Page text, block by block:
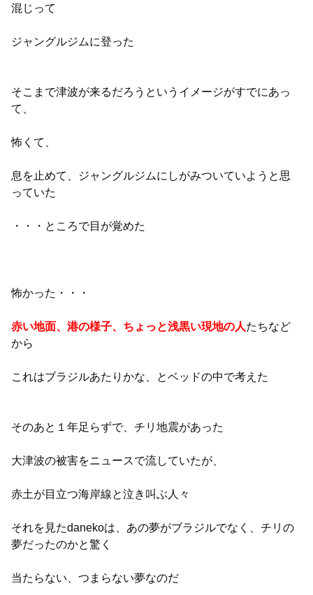
混じって
ジャングルジムに登った
そこまで津波が来るだろうというイメージがすでにあっ
て、
怖くて、
息を止めて、ジャングルジムにしがみついていようと思
っていた
・・・ところで目が覚めた
怖かった・・・
赤い地面、港の様子、ちょっと浅黒い現地の人たちなど
から
これはブラジルあたりかな、とベッドの中で考えた
そのあと１年足らずで、チリ地震があった
大津波の被害をニュースで流していたが、
赤土が目立つ海岸線と泣き叫ぶ人々
それを見たdanekoは、あの夢がブラジルでなく、チリの
夢だったのかと驚く
当たらない、つまらない夢なのだ